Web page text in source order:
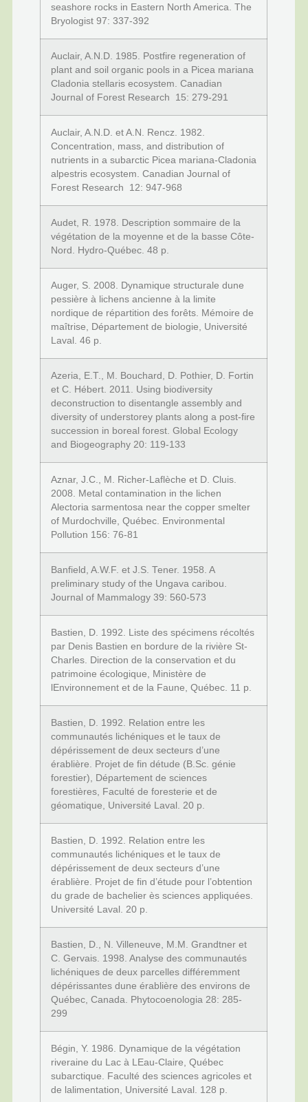
seashore rocks in Eastern North America. The
Bryologist 97: 337-392
Auclair, A.N.D. 1985. Postfire regeneration of
plant and soil organic pools in a Picea mariana 
Cladonia stellaris ecosystem. Canadian
Journal of Forest Research 15: 279-291
Auclair, A.N.D. et A.N. Rencz. 1982.
Concentration, mass, and distribution of
nutrients in a subarctic Picea mariana-Cladonia
alpestris ecosystem. Canadian Journal of
Forest Research 12: 947-968
Audet, R. 1978. Description sommaire de la
végétation de la moyenne et de la basse Côte-
Nord. Hydro-Québec. 48 p.
Auger, S. 2008. Dynamique structurale dune
pessière à lichens ancienne à la limite
nordique de répartition des forêts. Mémoire de
maîtrise, Département de biologie, Université
Laval. 46 p.
Azeria, E.T., M. Bouchard, D. Pothier, D. Fortin
et C. Hébert. 2011. Using biodiversity
deconstruction to disentangle assembly and
diversity of understorey plants along a post-fire
succession in boreal forest. Global Ecology
and Biogeography 20: 119-133
Aznar, J.C., M. Richer-Laflèche et D. Cluis.
2008. Metal contamination in the lichen
Alectoria sarmentosa near the copper smelter
of Murdochville, Québec. Environmental
Pollution 156: 76-81
Banfield, A.W.F. et J.S. Tener. 1958. A
preliminary study of the Ungava caribou.
Journal of Mammalogy 39: 560-573
Bastien, D. 1992. Liste des spécimens récoltés
par Denis Bastien en bordure de la rivière St-
Charles. Direction de la conservation et du
patrimoine écologique, Ministère de
lEnvironnement et de la Faune, Québec. 11 p.
Bastien, D. 1992. Relation entre les
communautés lichéniques et le taux de
dépérissement de deux secteurs d’une
érablière. Projet de fin détude (B.Sc. génie
forestier), Département de sciences
forestières, Faculté de foresterie et de
géomatique, Université Laval. 20 p.
Bastien, D. 1992. Relation entre les
communautés lichéniques et le taux de
dépérissement de deux secteurs d’une
érablière. Projet de fin d’étude pour l’obtention
du grade de bachelier ès sciences appliquées.
Université Laval. 20 p.
Bastien, D., N. Villeneuve, M.M. Grandtner et
C. Gervais. 1998. Analyse des communautés
lichéniques de deux parcelles différemment
dépérissantes dune érablière des environs de
Québec, Canada. Phytocoenologia 28: 285-
299
Bégin, Y. 1986. Dynamique de la végétation
riveraine du Lac à LEau-Claire, Québec
subarctique. Faculté des sciences agricoles et
de lalimentation, Université Laval. 128 p.